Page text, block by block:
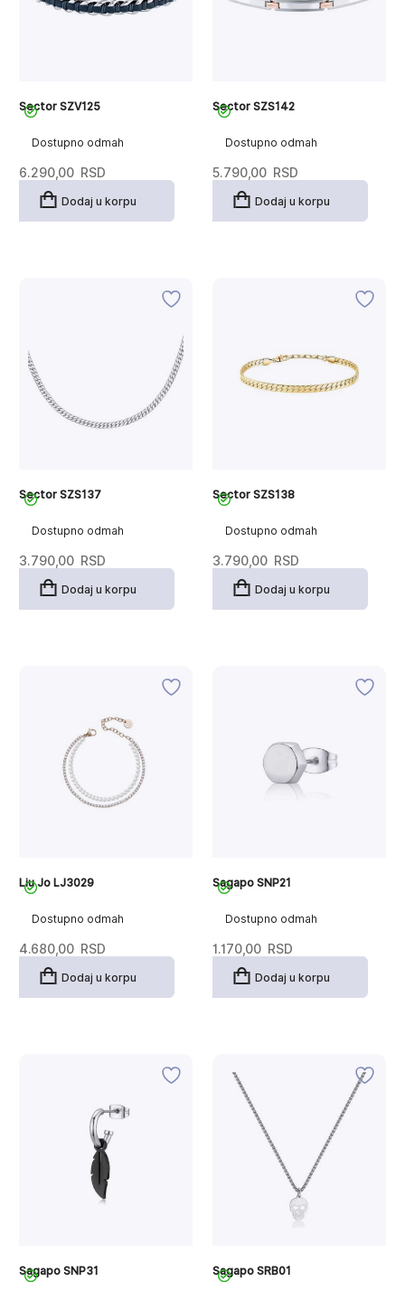
Dostupno odmah
Sector SZV125
6.290,00 RSD
Dodaj u korpu
Dostupno odmah
Sector SZS142
5.790,00 RSD
Dodaj u korpu
Dostupno odmah
Sector SZS137
3.790,00 RSD
Dodaj u korpu
Dostupno odmah
Sector SZS138
3.790,00 RSD
Dodaj u korpu
Dostupno odmah
Liu Jo LJ3029
4.680,00 RSD
Dodaj u korpu
Dostupno odmah
Sagapo SNP21
1.170,00 RSD
Dodaj u korpu
Sagapo SNP31 Sagapo SRB01